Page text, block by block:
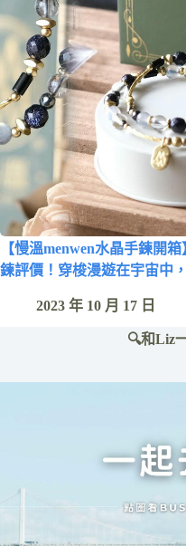
【慢溫menwen水晶手鍊開
鍊評價！穿梭漫遊在宇宙中
2023 年 10 月 17 日
🔍和Liz